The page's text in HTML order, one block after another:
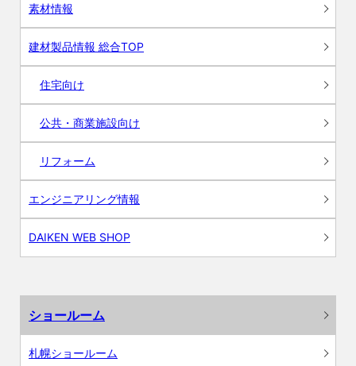
素材情報
建材製品情報 総合TOP
住宅向け
公共・商業施設向け
リフォーム
エンジニアリング情報
DAIKEN WEB SHOP
ショールーム
札幌ショールーム